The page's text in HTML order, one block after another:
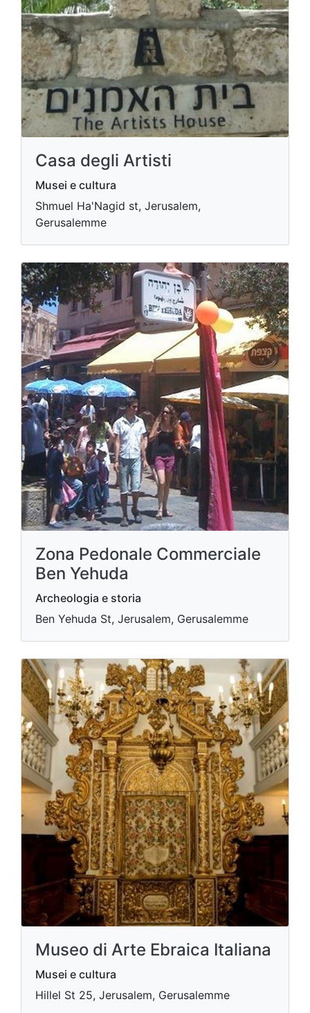
Casa degli Artisti
Musei e cultura
Shmuel Ha'Nagid st, Jerusalem,
Gerusalemme
Zona Pedonale Commerciale
Ben Yehuda
Archeologia e storia
Ben Yehuda St, Jerusalem, Gerusalemme
Museo di Arte Ebraica Italiana
Musei e cultura
Hillel St 25, Jerusalem, Gerusalemme